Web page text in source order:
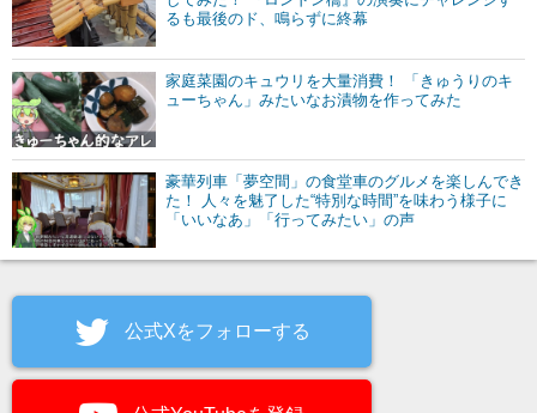
るも最後のド、鳴らずに終幕
家庭菜園のキュウリを大量消費！ 「きゅうりのキ
ューちゃん」みたいなお漬物を作ってみた
豪華列車「夢空間」の食堂車のグルメを楽しんでき
た！ 人々を魅了した“特別な時間”を味わう様子に
「いいなあ」「行ってみたい」の声
公式Xをフォローする